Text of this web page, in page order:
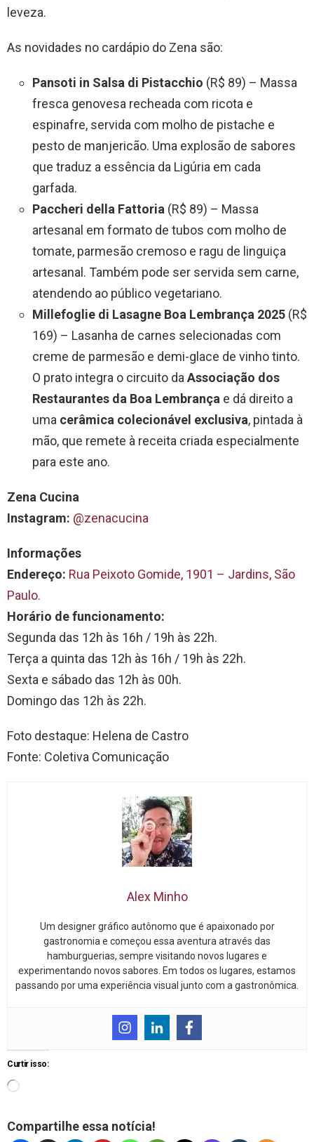
leveza.
As novidades no cardápio do Zena são:
Pansoti in Salsa di Pistacchio (R$ 89) – Massa
fresca genovesa recheada com ricota e
espinafre, servida com molho de pistache e
pesto de manjericão. Uma explosão de sabores
que traduz a essência da Ligúria em cada
garfada.
Paccheri della Fattoria (R$ 89) – Massa
artesanal em formato de tubos com molho de
tomate, parmesão cremoso e ragu de linguiça
artesanal. Também pode ser servida sem carne,
atendendo ao público vegetariano.
Millefoglie di Lasagne Boa Lembrança 2025 (R$
169) – Lasanha de carnes selecionadas com
creme de parmesão e demi-glace de vinho tinto.
O prato integra o circuito daAssociação dos
Restaurantes da Boa Lembrança e dá direito a
uma cerâmica colecionável exclusiva, pintada à
mão, que remete à receita criada especialmente
para este ano.
Zena Cucina
Instagram: @zenacucina
Informações
Endereço: Rua Peixoto Gomide, 1901 – Jardins, São
Paulo.
Horário de funcionamento:
Segunda das 12h às 16h / 19h às 22h.
Terça a quinta das 12h às 16h / 19h às 22h.
Sexta e sábado das 12h às 00h.
Domingo das 12h às 22h.
Foto destaque: Helena de Castro
Fonte: Coletiva Comunicação
Alex Minho
Um designer gráfico autônomo que é apaixonado por
gastronomia e começou essa aventura através das
hamburguerias, sempre visitando novos lugares e
experimentando novos sabores. Em todos os lugares, estamos
passando por uma experiência visual junto com a gastronômica.
Curtir isso:
Compartilhe essa notícia!